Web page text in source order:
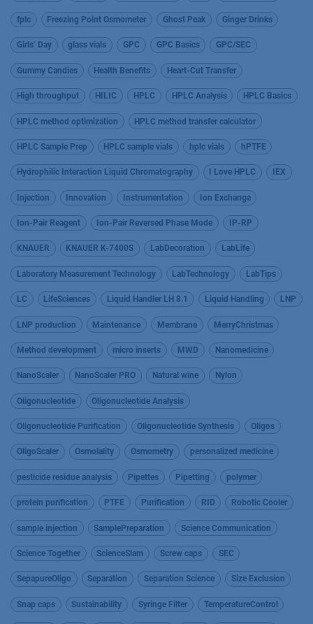
fplc Freezing Point Osmometer Ghost Peak Ginger Drinks
Girls’ Day glass vials GPC GPC Basics GPC/SEC
Gummy Candies Health Benefits Heart-Cut Transfer
High throughput HILIC HPLC HPLC Analysis HPLC Basics
HPLC method optimization HPLC method transfer calculator
HPLC Sample Prep HPLC sample vials hplc vials hPTFE
Hydrophilic Interaction Liquid Chromatography I Love HPLC IEX
Injection Innovation Instrumentation Ion Exchange
Ion-Pair Reagent Ion-Pair Reversed Phase Mode IP-RP
KNAUER KNAUER K-7400S LabDecoration LabLife
Laboratory Measurement Technology LabTechnology LabTips
LC LifeSciences Liquid Handler LH 8.1 Liquid Handling LNP
LNP production Maintenance Membrane MerryChristmas
Method development micro inserts MWD Nanomedicine
NanoScaler NanoScaler PRO Natural wine Nylon
Oligonucleotide Oligonucleotide Analysis
Oligonucleotide Purification Oligonucleotide Synthesis Oligos
OligoScaler Osmolality Osmometry personalized medicine
pesticide residue analysis Pipettes Pipetting polymer
protein purification PTFE Purification RID Robotic Cooler
sample injection SamplePreparation Science Communication
Science Together ScienceSlam Screw caps SEC
SepapureOligo Separation Separation Science Size Exclusion
Snap caps Sustainability Syringe Filter TemperatureControl